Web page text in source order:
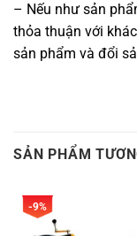
– Nếu như sản
thỏa thuận với
sản phẩm và đổi
SẢN PHẨM
-9%